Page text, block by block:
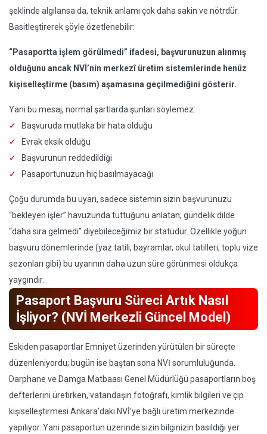
şeklinde algılansa da, teknik anlamı çok daha sakin ve nötrdür.
Basitleştirerek şöyle özetlenebilir:
“Pasaportta işlem görülmedi” ifadesi, başvurunuzun alınmış
olduğunu ancak NVİ’nin merkezî üretim sistemlerinde henüz
kişiselleştirme (basım) aşamasına geçilmediğini gösterir.
Yani bu mesaj, normal şartlarda şunları söylemez:
Başvuruda mutlaka bir hata olduğu
Evrak eksik olduğu
Başvurunun reddedildiği
Pasaportunuzun hiç basılmayacağı
Çoğu durumda bu uyarı, sadece sistemin sizin başvurunuzu
“bekleyen işler” havuzunda tuttuğunu anlatan, gündelik dilde
“daha sıra gelmedi” diyebileceğimiz bir statüdür. Özellikle yoğun
başvuru dönemlerinde (yaz tatili, bayramlar, okul tatilleri, toplu vize
sezonları gibi) bu uyarının daha uzun süre görünmesi oldukça
yaygındır.
Pasaport Başvuru Süreci Artık Nasıl
İşliyor? (NVİ Merkezli Güncel Model)
Eskiden pasaportlar Emniyet üzerinden yürütülen bir süreçte
düzenleniyordu; bugün ise baştan sona NVİ sorumluluğunda.
Darphane ve Damga Matbaası Genel Müdürlüğü pasaportların boş
defterlerini üretirken, vatandaşın fotoğrafı, kimlik bilgileri ve çip
kişiselleştirmesi Ankara’daki NVİ’ye bağlı üretim merkezinde
yapılıyor. Yani pasaportun üzerinde sizin bilginizin basıldığı yer